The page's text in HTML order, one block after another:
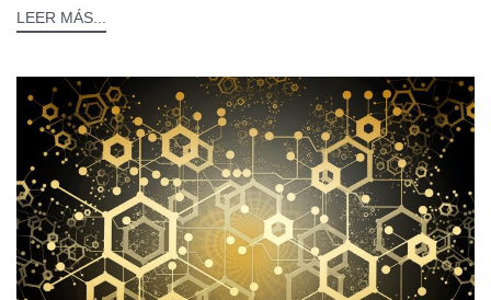
LEER MÁS...